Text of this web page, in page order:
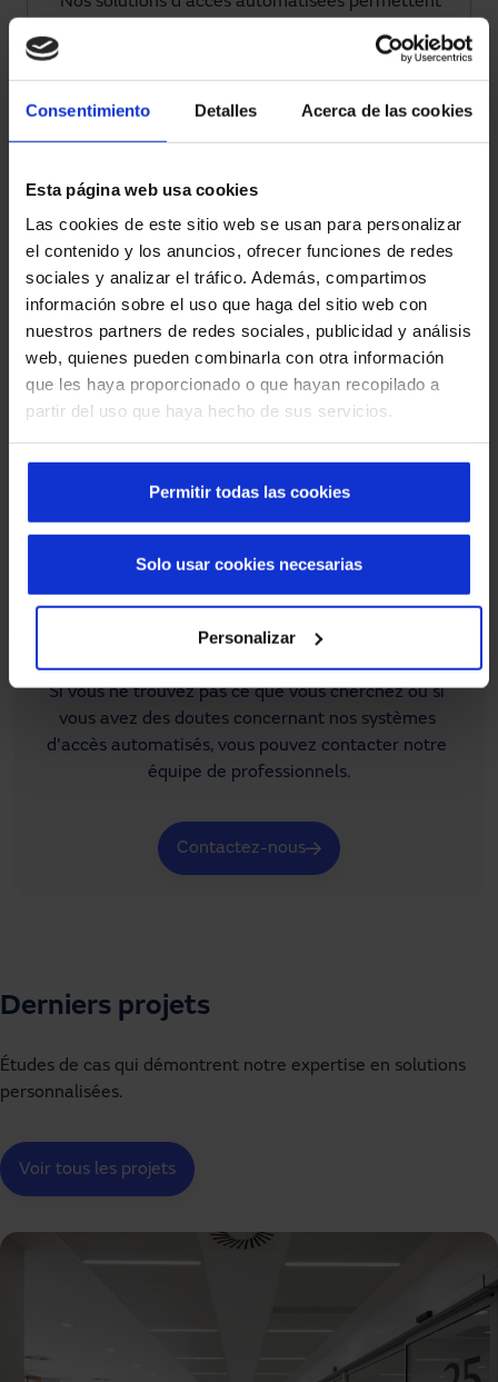
Consentimiento Detalles Acerca de las cookies
Esta página web usa cookies
Las cookies de este sitio web se usan para personalizar
el contenido y los anuncios, ofrecer funciones de redes
sociales y analizar el tráfico. Además, compartimos
información sobre el uso que haga del sitio web con
nuestros partners de redes sociales, publicidad y análisis
web, quienes pueden combinarla con otra información
que les haya proporcionado o que hayan recopilado a
partir del uso que haya hecho de sus servicios.
Permitir todas las cookies
Personalizar
Solo usar cookies necesarias
l'intégration avec des plateformes intelligentes
de gestion.
Sécurité et réglementation
commandes et des automatismes qui
garantissent une utilisation sûre et sont
conformes à la réglementation en vigueur.
Expérience multisectorielle
Nous intervenons dans les hôpitaux, les
aéroports, le commerce de détail, l'industrie et
les bâtiments corporatifs, apportant des
solutions fiables dans des environnements très
Tu as besoin d'aide ?
Si vous ne trouvez pas ce que vous cherchez ou si
vous avez des doutes concernant nos systèmes
d'accès automatisés, vous pouvez contacter notre
équipe de professionnels.
Contactez-nous
Derniers projets
Études de cas qui démontrent notre expertise en solutions
personnalisées.
Voir tous les projets